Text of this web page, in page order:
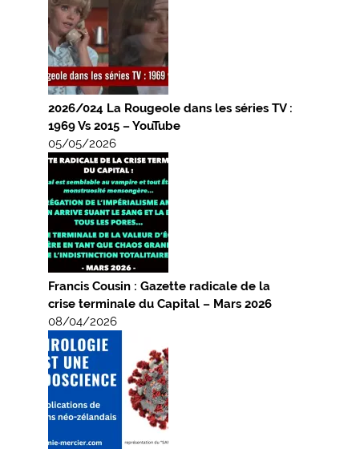
2026/024 La Rougeole dans les séries TV :
1969 Vs 2015 – YouTube
05/05/2026
Francis Cousin : Gazette radicale de la
crise terminale du Capital – Mars 2026
08/04/2026